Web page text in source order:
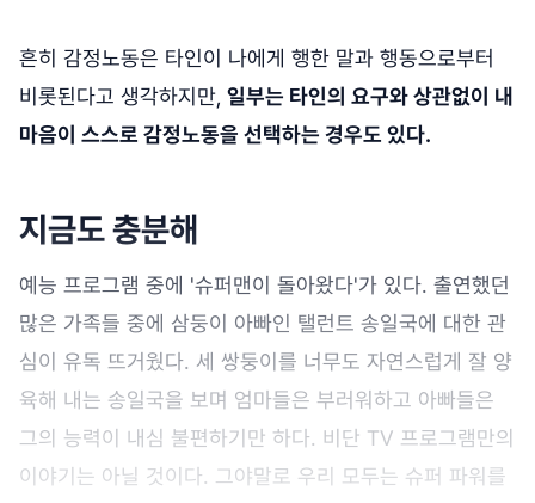
흔히 감정노동은 타인이 나에게 행한 말과 행동으로부터
비롯된다고 생각하지만, 일부는 타인의 요구와 상관없이 내
마음이 스스로 감정노동을 선택하는 경우도 있다.
지금도 충분해
예능 프로그램 중에 '슈퍼맨이 돌아왔다'가 있다. 출연했던
많은 가족들 중에 삼둥이 아빠인 탤런트 송일국에 대한 관
심이 유독 뜨거웠다. 세 쌍둥이를 너무도 자연스럽게 잘 양
육해 내는 송일국을 보며 엄마들은 부러워하고 아빠들은
그의 능력이 내심 불편하기만 하다. 비단 TV 프로그램만의
이야기는 아닐 것이다. 그야말로 우리 모두는 슈퍼 파워를